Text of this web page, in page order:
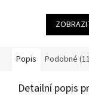
Popis Podobné
Detailní popis